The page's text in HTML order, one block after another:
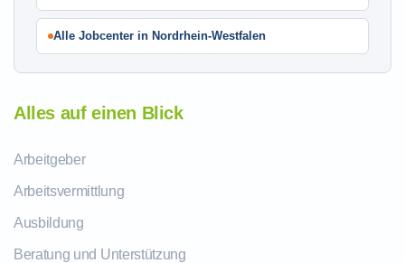
Alle Jobcenter in Nordrhein-Westfalen
Alles auf einen Blick
Arbeitgeber
Arbeitsvermittlung
Ausbildung
Beratung und Unterstützung